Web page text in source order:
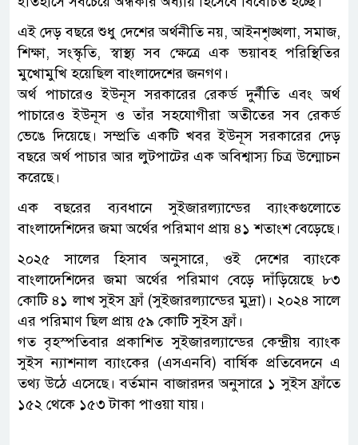
এই দেড় বছরে শুধু দেশের অর্থনীতি নয়, আইনশৃঙ্খলা, সমাজ,
শিক্ষা, সংস্কৃতি, স্বাস্থ্য সব ক্ষেত্রে এক ভয়াবহ পরিস্থিতির
মুখোমুখি হয়েছিল বাংলাদেশের জনগণ।
অর্থ পাচারেও ইউনূস সরকারের রেকর্ড দুর্নীতি এবং অর্থ
পাচারেও ইউনূস ও তাঁর সহযোগীরা অতীতের সব রেকর্ড
ভেঙে দিয়েছে। সম্প্রতি একটি খবর ইউনূস সরকারের দেড়
বছরে অর্থ পাচার আর লুটপাটের এক অবিশ্বাস্য চিত্র উন্মোচন
করেছে।
এক বছরের ব্যবধানে সুইজারল্যান্ডের ব্যাংকগুলোতে
বাংলাদেশিদের জমা অর্থের পরিমাণ প্রায় ৪১ শতাংশ বেড়েছে।
২০২৫ সালের হিসাব অনুসারে, ওই দেশের ব্যাংকে
বাংলাদেশিদের জমা অর্থের পরিমাণ বেড়ে দাঁড়িয়েছে ৮৩
কোটি ৪১ লাখ সুইস ফ্রাঁ (সুইজারল্যান্ডের মুদ্রা)। ২০২৪ সালে
এর পরিমাণ ছিল প্রায় ৫৯ কোটি সুইস ফ্রাঁ।
গত বৃহস্পতিবার প্রকাশিত সুইজারল্যান্ডের কেন্দ্রীয় ব্যাংক
সুইস ন্যাশনাল ব্যাংকের (এসএনবি) বার্ষিক প্রতিবেদনে এ
তথ্য উঠে এসেছে। বর্তমান বাজারদর অনুসারে ১ সুইস ফ্রাঁতে
১৫২ থেকে ১৫৩ টাকা পাওয়া যায়।